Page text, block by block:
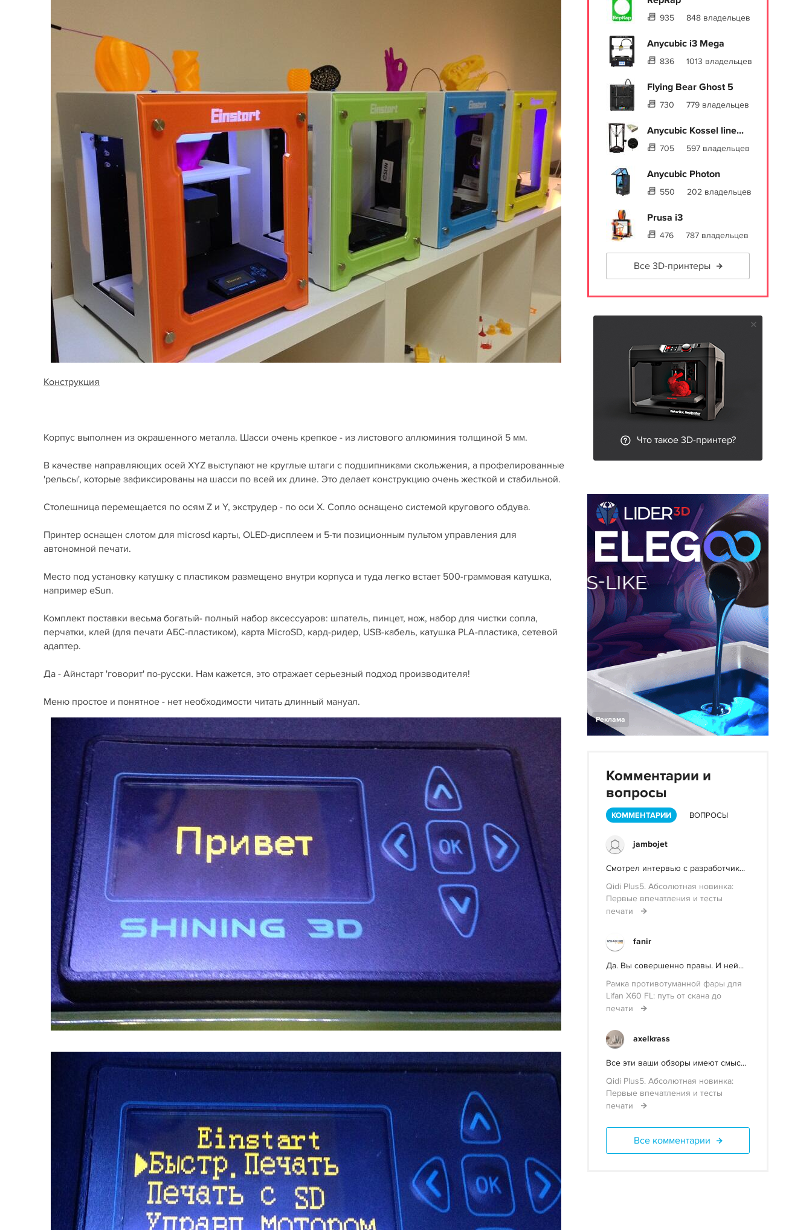
Конструкция
Корпус выполнен из окрашенного металла. Шасси очень крепкое - из листового аллюминия толщиной 5 мм.
В качестве направляющих осей XYZ выступают не круглые штаги с подшипниками скольжения, а профелированные
'рельсы', которые зафиксированы на шасси по всей их длине. Это делает конструкцию очень жесткой и стабильной.
Столешница перемещается по осям Z и Y, экструдер - по оси X. Cопло оснащено системой кругового обдува.
Принтер оснащен слотом для microsd карты, OLED-дисплеем и 5-ти позиционным пультом управления для
автономной печати.
Место под установку катушку с пластиком размещено внутри корпуса и туда легко встает 500-граммовая катушка,
например eSun.
Комплект поставки весьма богатый- полный набор аксессуаров: шпатель, пинцет, нож, набор для чистки сопла,
перчатки, клей (для печати АБС-пластиком), карта MicroSD, кард-ридер, USB-кабель, катушка PLA-пластика, сетевой
адаптер.
Да - Айнстарт 'говорит' по-русски. Нам кажется, это отражает серьезный подход производителя!
Меню простое и понятное - нет необходимости читать длинный мануал.
935 848 владельцев
Anycubic i3 Mega
836 1013 владельцев
Flying Bear Ghost 5
730 779 владельцев
Anycubic Kossel line...
705 597 владельцев
Anycubic Photon
550 202 владельцев
Prusa i3
476 787 владельцев
Все 3D-принтеры
Что такое 3D-принтер?
Реклама
Комментарии и
вопросы
КОММЕНТАРИИ ВОПРОСЫ
jambojet
Смотрел интервью с разработчик...
Qidi Plus5. Абсолютная новинка:
Первые впечатления и тесты
печати
fanir
Да. Вы совершенно правы. И ней...
Рамка противотуманной фары для
Lifan X60 FL: путь от скана до
печати
axelkrass
Все эти ваши обзоры имеют смыс...
Qidi Plus5. Абсолютная новинка:
Первые впечатления и тесты
печати
Все комментарии